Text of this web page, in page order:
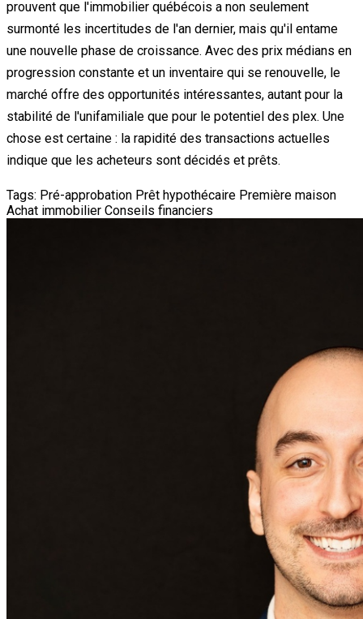
prouvent que l'immobilier québécois a non seulement
surmonté les incertitudes de l'an dernier, mais qu'il entame
une nouvelle phase de croissance. Avec des prix médians en
progression constante et un inventaire qui se renouvelle, le
marché offre des opportunités intéressantes, autant pour la
stabilité de l'unifamiliale que pour le potentiel des plex. Une
chose est certaine : la rapidité des transactions actuelles
indique que les acheteurs sont décidés et prêts.
Tags: Pré-approbation Prêt hypothécaire Première maison
Achat immobilier Conseils financiers